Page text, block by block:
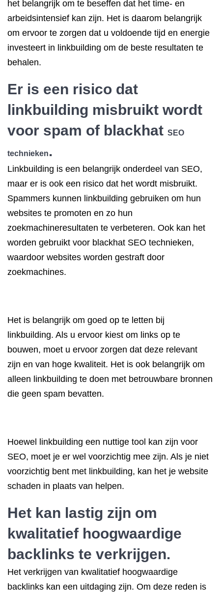
het belangrijk om te beseffen dat het time- en
arbeidsintensief kan zijn. Het is daarom belangrijk
om ervoor te zorgen dat u voldoende tijd en energie
investeert in linkbuilding om de beste resultaten te
behalen.
Er is een risico dat
linkbuilding misbruikt wordt
voor spam of blackhat SEO
technieken.
Linkbuilding is een belangrijk onderdeel van SEO,
maar er is ook een risico dat het wordt misbruikt.
Spammers kunnen linkbuilding gebruiken om hun
websites te promoten en zo hun
zoekmachineresultaten te verbeteren. Ook kan het
worden gebruikt voor blackhat SEO technieken,
waardoor websites worden gestraft door
zoekmachines.
Het is belangrijk om goed op te letten bij
linkbuilding. Als u ervoor kiest om links op te
bouwen, moet u ervoor zorgen dat deze relevant
zijn en van hoge kwaliteit. Het is ook belangrijk om
alleen linkbuilding te doen met betrouwbare bronnen
die geen spam bevatten.
Hoewel linkbuilding een nuttige tool kan zijn voor
SEO, moet je er wel voorzichtig mee zijn. Als je niet
voorzichtig bent met linkbuilding, kan het je website
schaden in plaats van helpen.
Het kan lastig zijn om
kwalitatief hoogwaardige
backlinks te verkrijgen.
Het verkrijgen van kwalitatief hoogwaardige
backlinks kan een uitdaging zijn. Om deze reden is